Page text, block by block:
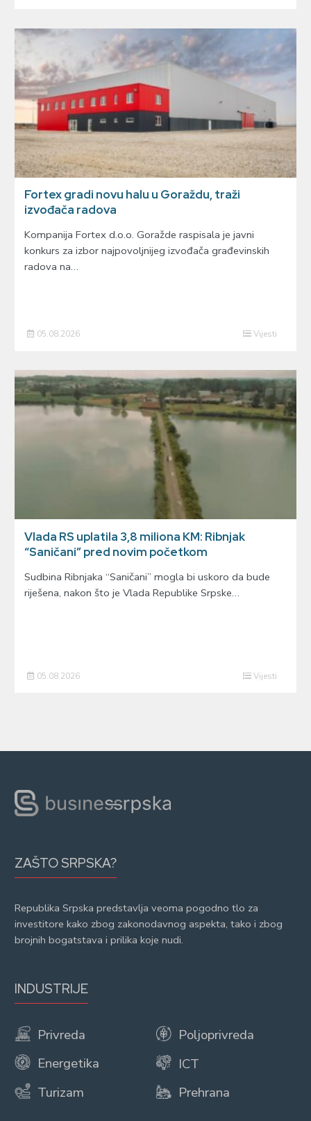
Fortex gradi novu halu u Goraždu, traži
izvođača radova
Kompanija Fortex d.o.o. Goražde raspisala je javni
konkurs za izbor najpovoljnijeg izvođača građevinskih
radova na…
05.08.2026 Vijesti
Vlada RS uplatila 3,8 miliona KM: Ribnjak
“Saničani” pred novim početkom
Sudbina Ribnjaka “Saničani” mogla bi uskoro da bude
riješena, nakon što je Vlada Republike Srpske…
05.08.2026 Vijesti
ZAŠTO SRPSKA?
Republika Srpska predstavlja veoma pogodno tlo za
investitore kako zbog zakonodavnog aspekta, tako i zbog
brojnih bogatstava i prilika koje nudi.
INDUSTRIJE
Privreda
Energetika
Turizam
Poljoprivreda
ICT
Prehrana